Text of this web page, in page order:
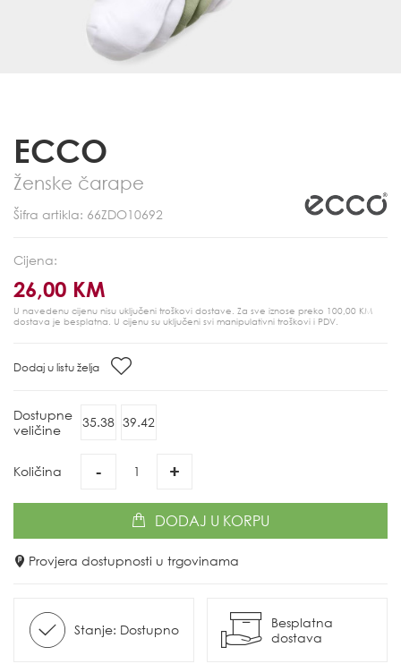
ECCO
Ženske čarape
Šifra artikla: 66ZDO10692
Cijena:
26,00 KM
U navedenu cijenu nisu uključeni troškovi dostave. Za sve iznose preko 100,00 KM
dostava je besplatna. U cijenu su uključeni svi manipulativni troškovi i PDV.
Dodaj u listu želja
Dostupne
veličine
35.38 39.42
Količina - +
DODAJ U KORPU
Provjera dostupnosti u trgovinama
Stanje: Dostupno
Besplatna
dostava